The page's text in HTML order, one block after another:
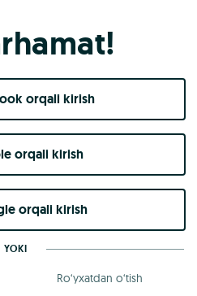
orqali kirish​
orqali kirish
orqali kirish
YOKI
Ro‘yxatdan o‘tish